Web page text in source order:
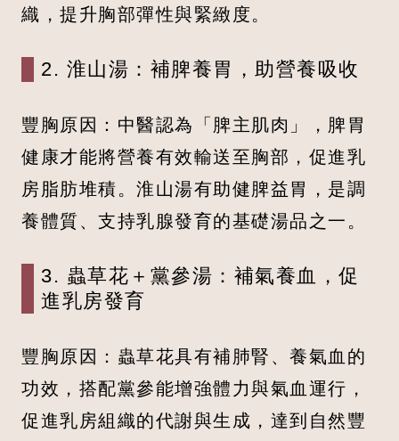
織，提升胸部彈性與緊緻度。
2. 淮山湯：補脾養胃，助營養吸收
豐胸原因：中醫認為「脾主肌肉」，脾胃
健康才能將營養有效輸送至胸部，促進乳
房脂肪堆積。淮山湯有助健脾益胃，是調
養體質、支持乳腺發育的基礎湯品之一。
3. 蟲草花＋黨參湯：補氣養血，促
進乳房發育
豐胸原因：蟲草花具有補肺腎、養氣血的
功效，搭配黨參能增強體力與氣血運行，
促進乳房組織的代謝與生成，達到自然豐